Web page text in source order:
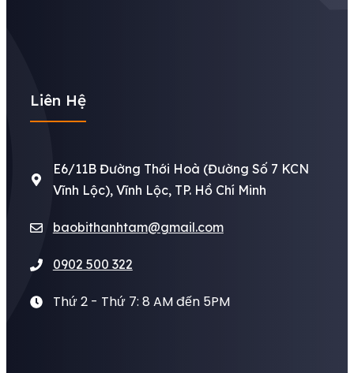
Liên Hệ
E6/11B Đường Thới Hoà (Đường Số 7 KCN
Vĩnh Lộc), Vĩnh Lộc, TP. Hồ Chí Minh
baobithanhtam@gmail.com
0902 500 322
Thứ 2 - Thứ 7: 8 AM đến 5PM